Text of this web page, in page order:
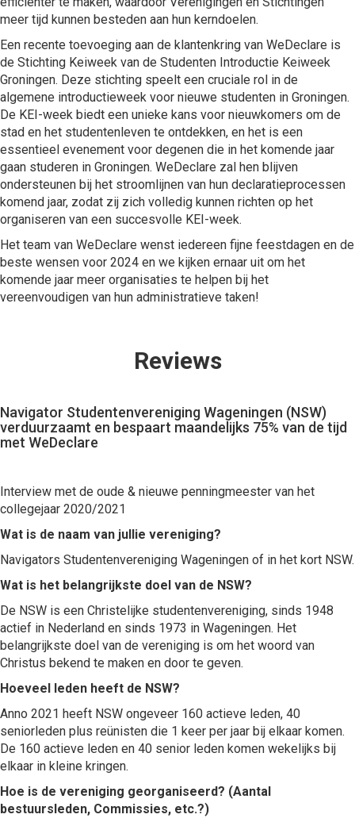
meer tijd kunnen besteden aan hun kerndoelen.
Een recente toevoeging aan de klantenkring van WeDeclare is
de Stichting Keiweek van de Studenten Introductie Keiweek
Groningen. Deze stichting speelt een cruciale rol in de
algemene introductieweek voor nieuwe studenten in Groningen.
De KEI-week biedt een unieke kans voor nieuwkomers om de
stad en het studentenleven te ontdekken, en het is een
essentieel evenement voor degenen die in het komende jaar
gaan studeren in Groningen. WeDeclare zal hen blijven
ondersteunen bij het stroomlijnen van hun declaratieprocessen
komend jaar, zodat zij zich volledig kunnen richten op het
organiseren van een succesvolle KEI-week.
Het team van WeDeclare wenst iedereen fijne feestdagen en de
beste wensen voor 2024 en we kijken ernaar uit om het
komende jaar meer organisaties te helpen bij het
vereenvoudigen van hun administratieve taken!
Reviews
Navigator Studentenvereniging Wageningen (NSW)
verduurzaamt en bespaart maandelijks 75% van de tijd
met WeDeclare
Interview met de oude & nieuwe penningmeester van het
collegejaar 2020/2021
Wat is de naam van jullie vereniging?
Navigators Studentenvereniging Wageningen of in het kort NSW.
Wat is het belangrijkste doel van de NSW?
De NSW is een Christelijke studentenvereniging, sinds 1948
actief in Nederland en sinds 1973 in Wageningen. Het
belangrijkste doel van de vereniging is om het woord van
Christus bekend te maken en door te geven.
Hoeveel leden heeft de NSW?
Anno 2021 heeft NSW ongeveer 160 actieve leden, 40
seniorleden plus reünisten die 1 keer per jaar bij elkaar komen.
De 160 actieve leden en 40 senior leden komen wekelijks bij
elkaar in kleine kringen.
Hoe is de vereniging georganiseerd? (Aantal
bestuursleden, Commissies, etc.?)